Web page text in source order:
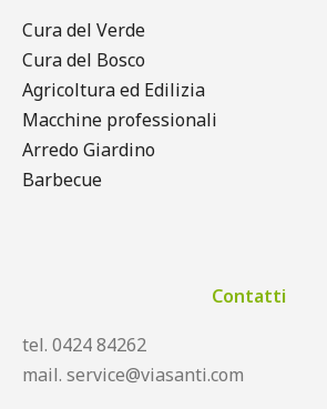
Cura del Verde
Cura del Bosco
Agricoltura ed Edilizia
Macchine professionali
Arredo Giardino
Barbecue
Contatti
tel. 0424 84262
mail. service@viasanti.com